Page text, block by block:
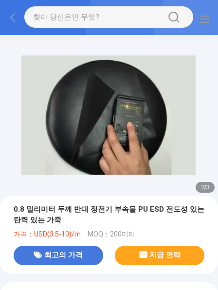
2/3
0.8 밀리미터 두께 반대 정전기 부속물 PU ESD 전도성 있는
탄력 있는 가죽
가격：USD(3.5-10)/m MOQ：200미터
최고의 가격 지금 연락